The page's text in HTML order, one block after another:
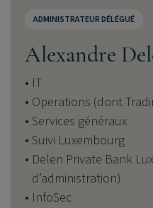
ADMINISTRATEUR DÉLÉGUÉ
Alexandre
IT
Operations (dont
Services généraux
Suivi Luxembourg
Delen Private Bank
d’administration)
InfoSec